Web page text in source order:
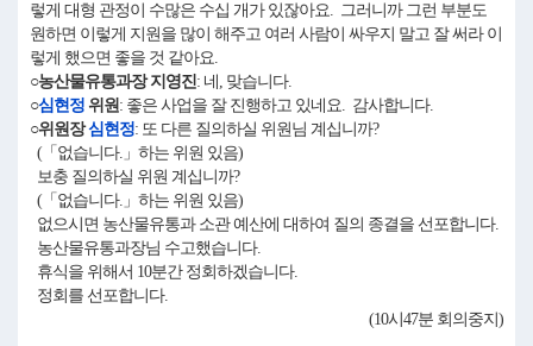
렇게 대형 관정이 수많은 수십 개가 있잖아요. 그러니까 그런 부분도
원하면 이렇게 지원을 많이 해주고 여러 사람이 싸우지 말고 잘 써라 이
렇게 했으면 좋을 것 같아요.
○농산물유통과장 지영진: 네, 맞습니다.
○심현정 위원: 좋은 사업을 잘 진행하고 있네요. 감사합니다.
○위원장심현정: 또 다른 질의하실 위원님 계십니까?
(「없습니다.」하는 위원 있음)
보충 질의하실 위원 계십니까?
(「없습니다.」하는 위원 있음)
없으시면 농산물유통과 소관 예산에 대하여 질의 종결을 선포합니다.
농산물유통과장님 수고했습니다.
휴식을 위해서 10분간 정회하겠습니다.
정회를 선포합니다.
(10시47분 회의중지)